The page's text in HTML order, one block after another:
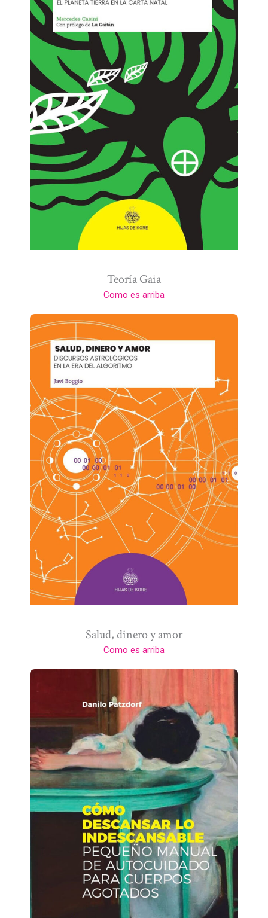
Teoría Gaia
Como es arriba
Salud, dinero y amor
Como es arriba